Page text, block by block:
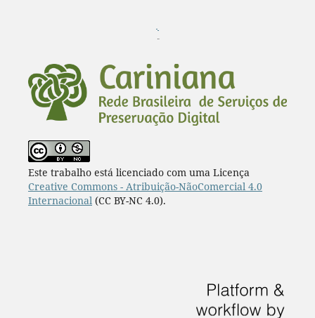
¨
Este trabalho está licenciado com uma Licença
Creative Commons - Atribuição-NãoComercial 4.0
Internacional (CC BY-NC 4.0).